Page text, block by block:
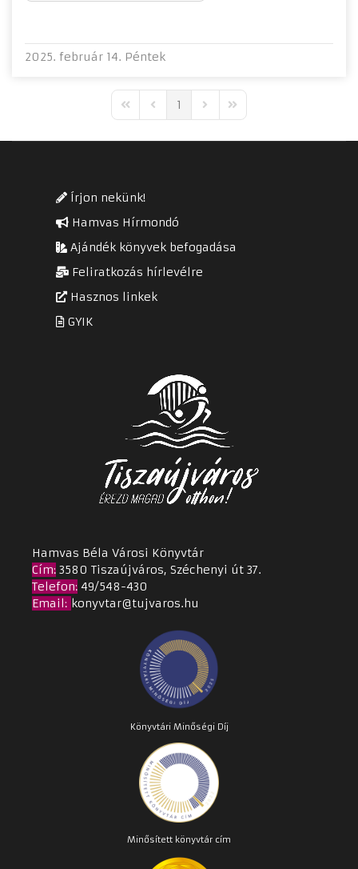
2025. február 14. Péntek
First PagePrevious Page
1 Next PageLast Page
Írjon nekünk!
Hamvas Hírmondó
Ajándék könyvek befogadása
Feliratkozás hírlevélre
Hasznos linkek
GYIK
Hamvas Béla Városi Könyvtár
Cím: 3580 Tiszaújváros, Széchenyi út 37.
Telefon: 49/548-430
Email: konyvtar@tujvaros.hu
Könyvtári Minőségi Díj
Minősített könyvtár cím